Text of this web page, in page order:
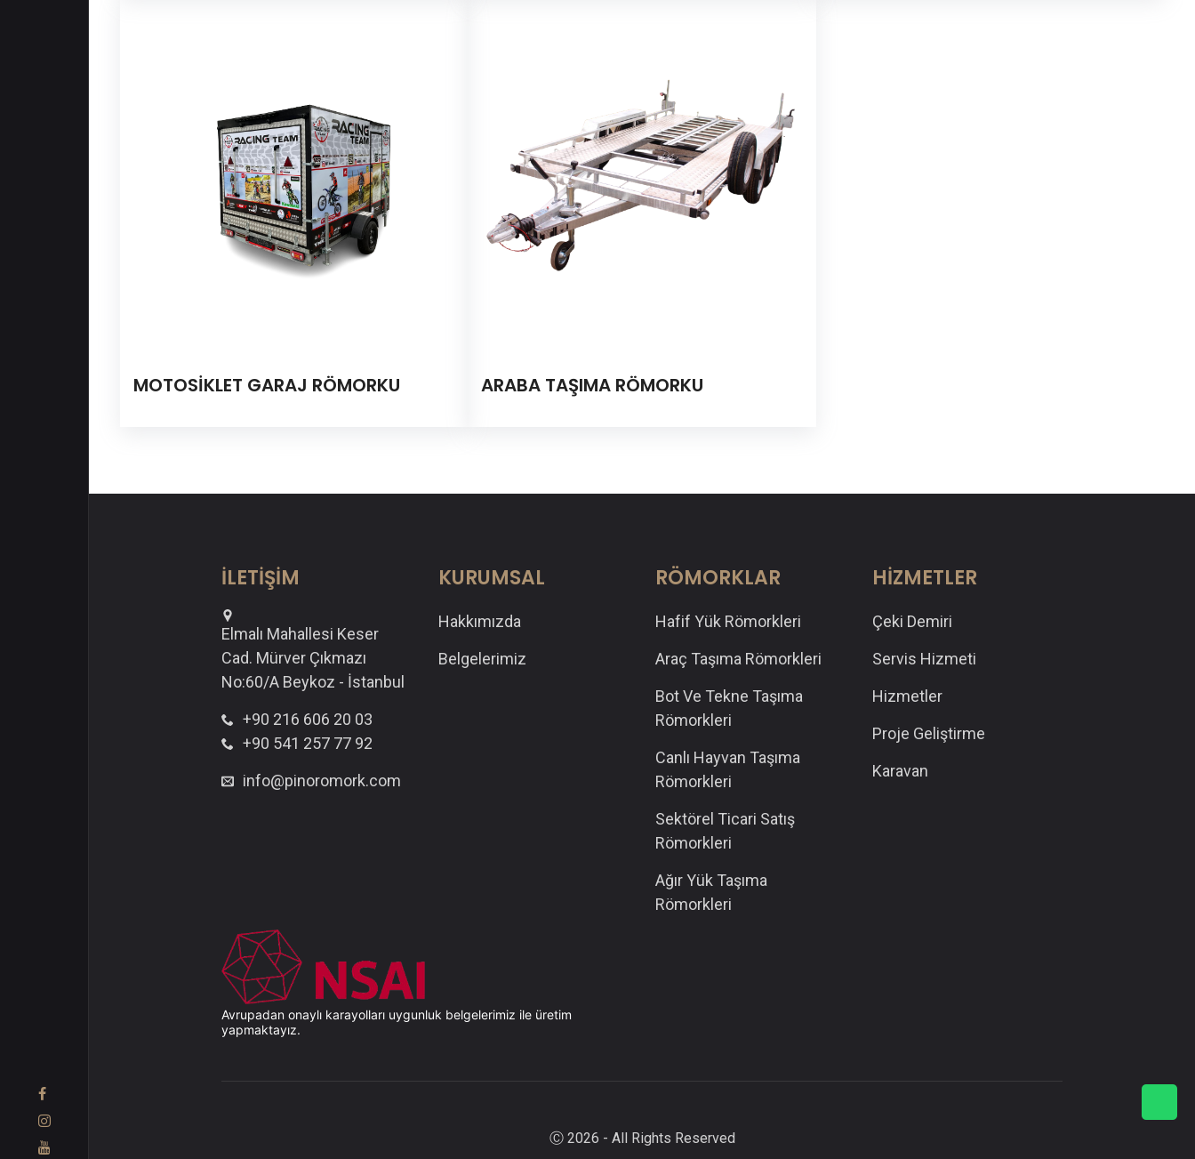
MOTOSİKLET GARAJ RÖMORKU ARABA TAŞIMA RÖMORKU
İLETİŞİM
Elmalı Mahallesi Keser
Cad. Mürver Çıkmazı
No:60/A Beykoz - İstanbul
+90 216 606 20 03
+90 541 257 77 92
info@pinoromork.com
KURUMSAL
Hakkımızda
Belgelerimiz
RÖMORKLAR
Hafif Yük Römorkleri
Araç Taşıma Römorkleri
Bot Ve Tekne Taşıma
Römorkleri
Canlı Hayvan Taşıma
Römorkleri
Sektörel Ticari Satış
Römorkleri
Ağır Yük Taşıma
Römorkleri
HİZMETLER
Çeki Demiri
Servis Hizmeti
Hizmetler
Proje Geliştirme
Karavan
Avrupadan onaylı karayolları uygunluk belgelerimiz ile üretim
yapmaktayız.
Ⓒ 2026 - All Rights Reserved